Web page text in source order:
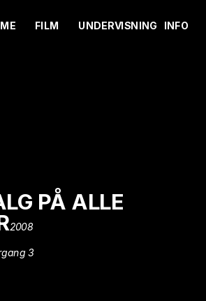
UNDERVISNING
PÅ ALLE
2008
3
INFO
FILM